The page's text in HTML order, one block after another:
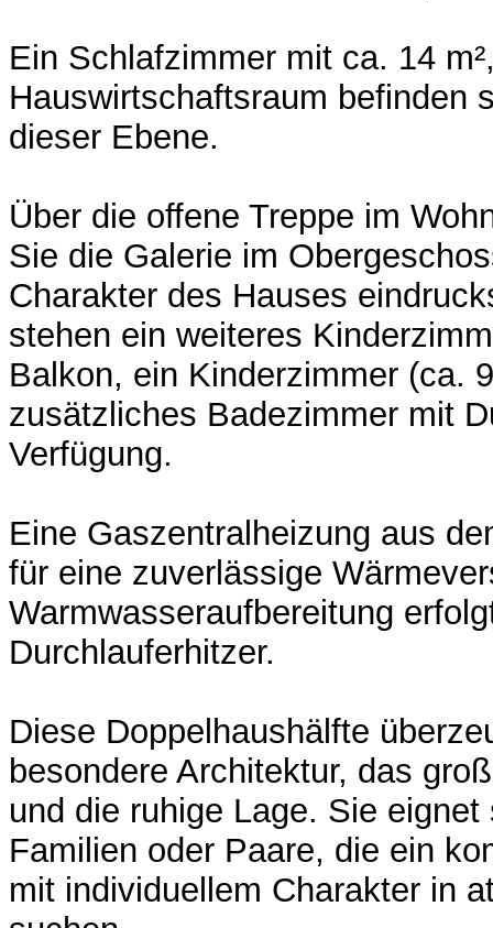
Ein Schlafzimmer mit ca. 14
Hauswirtschaftsraum befinden
dieser Ebene.
Über die offene Treppe im
Sie die Galerie im
Charakter des Hauses
stehen ein weiteres
Balkon, ein Kinderzimmer (ca.
zusätzliches Badezimmer mit
Verfügung.
Eine Gaszentralheizung aus
für eine zuverlässige
Warmwasseraufbereitung
Durchlauferhitzer.
Diese Doppelhaushälfte
besondere Architektur, das
und die ruhige Lage. Sie
Familien oder Paare, die ein
mit individuellem Charakter in